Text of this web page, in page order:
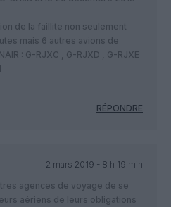
de la faillite non seulement
mais 6 autres avions de
: G-RJXC , G-RJXD , G-RJXE
RÉPONDRE
2 mars 2019 - 8 h 19 min
agences de voyage de se
aériens de leurs obligations